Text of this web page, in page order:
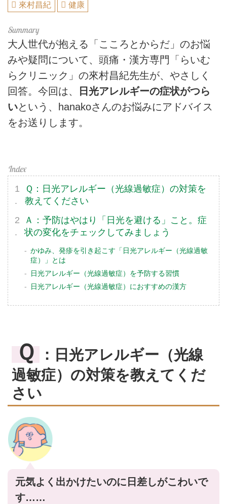
來村昌紀
健康
大人世代が抱える「こころとからだ」のお悩
みや疑問について、頭痛・漢方専門「らいむ
らクリニック」の來村昌紀先生が、やさしく
回答。今回は、
日光アレルギーの症状がつら
いという、hanakoさんのお悩みにアドバイス
をお送りします。
Ｑ：日光アレルギー（光線過敏症）の対策を
教えてください
Ａ：予防はやはり「日光を避ける」こと。症
状の変化をチェックしてみましょう
かゆみ、発疹を引き起こす「日光アレルギー（光線過敏
症）」とは
日光アレルギー（光線過敏症）を予防する習慣
日光アレルギー（光線過敏症）におすすめの漢方
Ｑ
：日光アレルギー（光線
過敏症）の対策を教えてくだ
さい
元気よく出かけたいのに日差しがこわいで
す……